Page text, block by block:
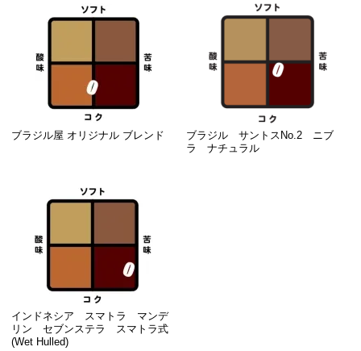
ブラジル屋 オリジナル ブレンド
ブラジル サントスNo.2 ニブ
ラ ナチュラル
インドネシア スマトラ マンデ
リン セブンステラ スマトラ式
(Wet Hulled)